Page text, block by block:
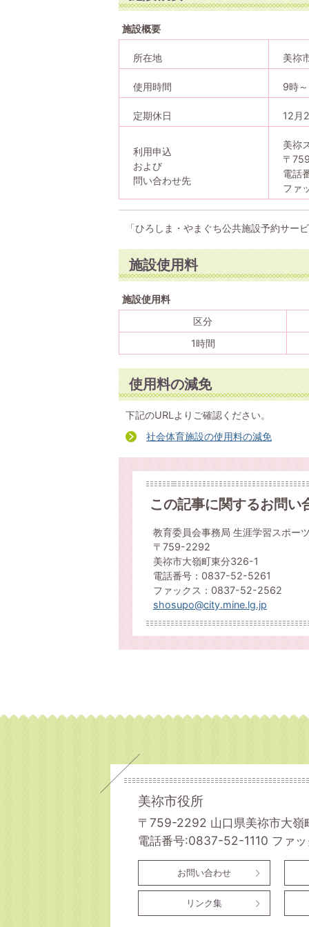
施設概要
所在地 美祢
使用時間 9時
定期休日 12月
利用申込
および
問い合わせ先
美祢
〒
電話
ファ
「ひろしま・やまぐち公共施設予約サー
施設使用料
施設使用料
区分
1時間
使用料の減免
下記のURLよりご確認ください。
社会体育施設の使用料の減免
この記事に関するお問い
教育委員会事務局 生涯学習スポー
〒759-2292
美祢市大嶺町東分326-1
電話番号：0837-52-5261
ファックス：0837-52-2562
shosupo@city.mine.lg.jp
美祢市役所
〒759-2292 山口県美祢市大嶺
電話番号:0837-52-1110 ファ
お問い合わせ
リンク集